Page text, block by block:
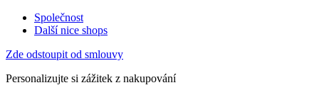
Společnost
Další nice shops
Zde odstoupit od smlouvy
Personalizujte si zážitek z nakupování